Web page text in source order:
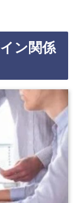
ン関係